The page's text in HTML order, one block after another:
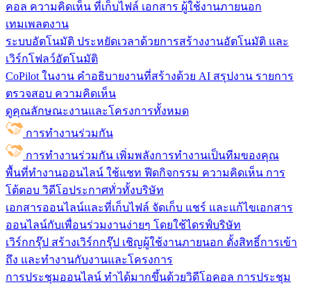
คอล ความคิดเห็น ที่เก็บไฟล์ เอกสาร ผู้ใช้งานภายนอก
เทมเพลตงาน
ระบบอัตโนมัติ ประหยัดเวลาด้วยการสร้างงานอัตโนมัติ และ
เวิร์กโฟลว์อัตโนมัติ
CoPilot ในงาน คำอธิบายงานที่สร้างด้วย AI สรุปงาน รายการ
ตรวจสอบ ความคิดเห็น
ดูคุณลักษณะงานและโครงการทั้งหมด
การทำงานร่วมกัน
การทำงานร่วมกัน เพิ่มพลังการทำงานเป็นทีมของคุณ
พื้นที่ทำงานออนไลน์ ใช้แชท ฟีดกิจกรรม ความคิดเห็น การ
โต้ตอบ วิดีโอประกาศทั่วทั้งบริษัท
เอกสารออนไลน์และที่เก็บไฟล์ จัดเก็บ แชร์ และแก้ไขเอกสาร
ออนไลน์กับเพื่อนร่วมงานง่ายๆ โดยใช้ไดรฟ์บริษัท
เวิร์กกรุ๊ป สร้างเวิร์กกรุ๊ป เชิญผู้ใช้งานภายนอก ตั้งสิทธิ์การเข้า
ถึง และทำงานกับงานและโครงการ
การประชุมออนไลน์ ทำได้มากขึ้นด้วยวิดีโอคอล การประชุม